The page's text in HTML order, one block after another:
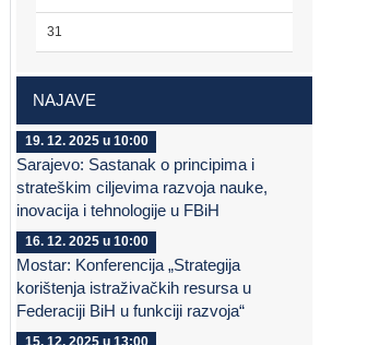
31
NAJAVE
19. 12. 2025 u 10:00
Sarajevo: Sastanak o principima i
strateškim ciljevima razvoja nauke,
inovacija i tehnologije u FBiH
16. 12. 2025 u 10:00
Mostar: Konferencija „Strategija
korištenja istraživačkih resursa u
Federaciji BiH u funkciji razvoja“
15. 12. 2025 u 13:00